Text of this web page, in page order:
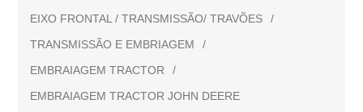
EIXO FRONTAL / TRANSMISSÃO/ TRAVÕES
/
TRANSMISSÃO E EMBRIAGEM
/
EMBRAIAGEM TRACTOR
/
EMBRAIAGEM TRACTOR JOHN DEERE